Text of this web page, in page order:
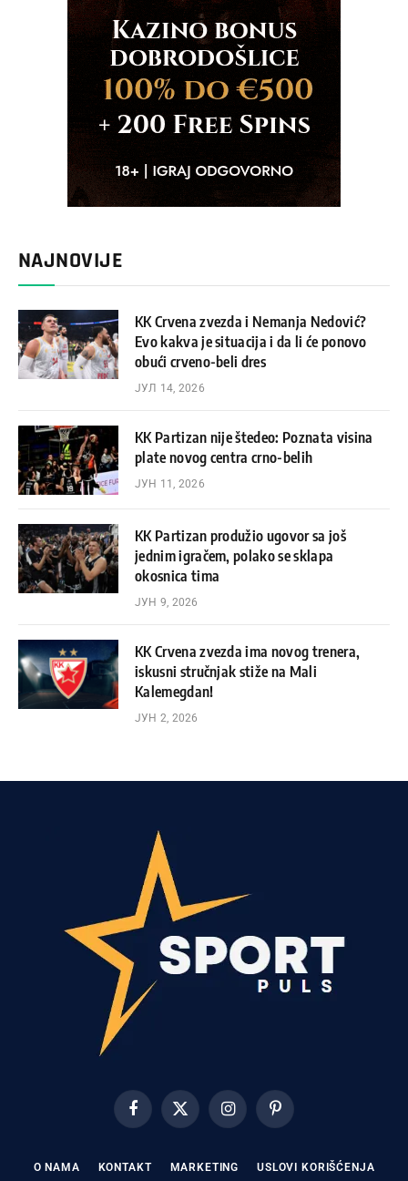
NAJNOVIJE
KK Crvena zvezda i Nemanja Nedović?
Evo kakva je situacija i da li će ponovo
obući crveno-beli dres
ЈУЛ 14, 2026
KK Partizan nije štedeo: Poznata visina
plate novog centra crno-belih
ЈУН 11, 2026
KK Partizan produžio ugovor sa još
jednim igračem, polako se sklapa
okosnica tima
ЈУН 9, 2026
KK Crvena zvezda ima novog trenera,
iskusni stručnjak stiže na Mali
Kalemegdan!
ЈУН 2, 2026
FacebookX
(Twitter)
InstagramPinterest
O NAMA KONTAKT MARKETING USLOVI KORIŠĆENJA